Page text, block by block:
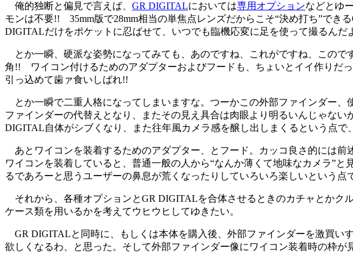
俺的独断と偏見で言えば、 GR DIGITALにおいては専用オプションなどとゆ
モンは不要!! 35mm版で28mm相当の単焦点レンズだからこそ“決め打ち”で
DIGITALだけをポケットに忍ばせて、いつでも臨機応変に足を使って撮るん
とか一瞬、硬派な姿勢になってみても、あのですね、これがですね、この
角!! ワイコン付けるためのアダプターおよびフードも、ちょいとイイ作り
引っ込めて歯ァ食いしばれ!!
とか一瞬で二重人格になってしまいますな。つーかこの外部ファインダー
ファインダーの代替えとなり、またその見え具合は肉眼より明るいんじゃな
DIGITAL自体がシブくなり、また往年風カメラ感を醸し出しまくるという点
あとワイコンを装着するためのアダプター、とフード。カッコ良さ的には
ワイコンを装着していると、普通一般の人から“なんか薄くて地味なカメラ”
るであろーと思うユーザーの鼻息が荒くなったりしていろいろ楽しいという点
それから、各種オプションとGR DIGITALを合体させるときのカチャとかク
ケース類を用いるかを考えてウヒウヒしてゆきたい。
GR DIGITALと同時に、もしくは本体を購入後、外部ファインダーを激買い
欲しくなるわ、と思った。そして外部ファインダー像にワイコン装着時の枠